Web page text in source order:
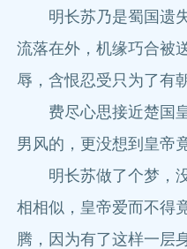
明长苏乃是蜀国遗失
流落在外，机缘巧合被
辱，含恨忍受只为了有
费尽心思接近楚国皇
男风的，更没想到皇帝
明长苏做了个梦，没
相相似，皇帝爱而不
腾，因为有了这样一层